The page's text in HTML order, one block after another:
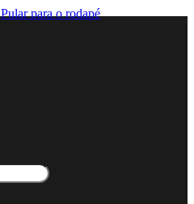
Pular para o rodapé